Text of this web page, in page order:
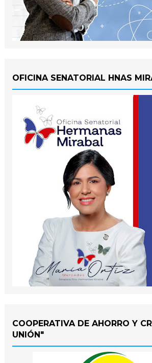
OFICINA SENATORIAL HNAS
COOPERATIVA DE AHORRO Y
UNIÓN"